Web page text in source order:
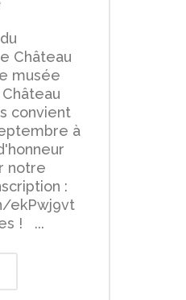
Château
musée
convient
à
notre
:
ekPwj9vt
! ...